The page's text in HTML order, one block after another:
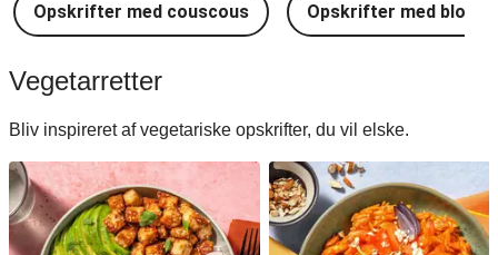
Opskrifter med couscous Opskrifter med
Vegetarretter
Bliv inspireret af vegetariske opskrifter, du vil elske.